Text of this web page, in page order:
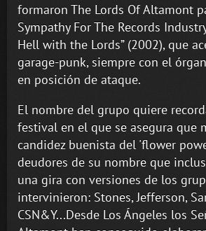
formaron The Lords Of Altamont
Sympathy For The Records
Hell with the Lords” (2002), que
garage-punk, siempre con el
en posición de ataque.
El nombre del grupo quiere
festival en el que se asegura que
candidez buenista del 'flower
deudores de su nombre que
una gira con versiones de los
intervinieron: Stones, Jefferson,
CSN&Y...Desde Los Ángeles los